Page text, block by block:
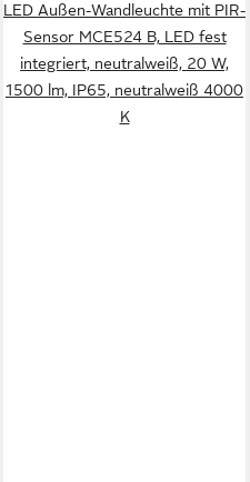
LED Außen-Wandleuchte mit PIR-
Sensor MCE524 B, LED fest
integriert, neutralweiß, 20 W,
1500 lm, IP65, neutralweiß 4000
K